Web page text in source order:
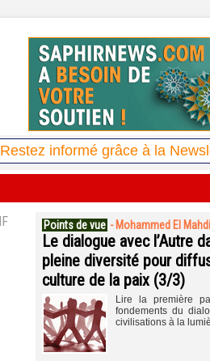
Points de vue - Mohammed El
Le dialogue avec l’Autre
pleine diversité pour
culture de la paix (3/3)
Lire la première
fondements du
civilisations à la